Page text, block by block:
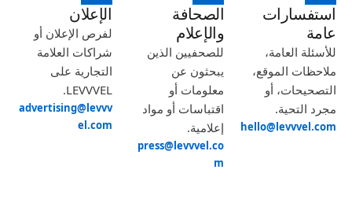
استفسارات
عامة
للأسئلة العامة،
ملاحظات الموقع،
التصحيحات، أو
مجرد التحية.
hello@levvvel.com
الصحافة
والإعلام
للصحفيين الذين
يبحثون عن
معلومات أو
اقتباسات أو مواد
إعلامية.
press@levvvel.co
m
الإعلان
لفرص الإعلان أو
شراكات العلامة
التجارية على
LEVVVEL.
advertising@levvv
el.com